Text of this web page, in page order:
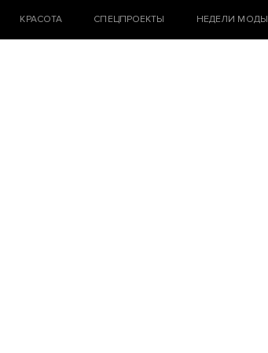
КРАСОТА СПЕЦПРОЕКТЫ НЕДЕЛИ МОДЫ